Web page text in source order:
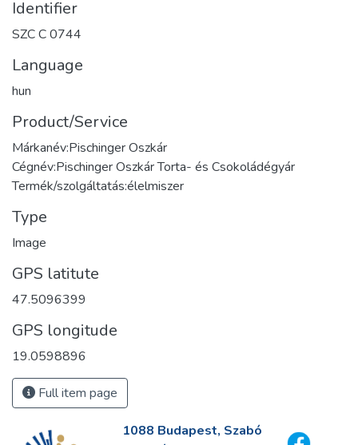
Identifier
SZC C 0744
Language
hun
Product/Service
Márkanév:Pischinger Oszkár
Cégnév:Pischinger Oszkár Torta- és Csokoládégyár
Termék/szolgáltatás:élelmiszer
Type
Image
GPS latitute
47.5096399
GPS longitude
19.0598896
Full item page
1088 Budapest, Szabó